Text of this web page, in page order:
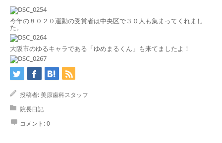
今年の８０２０運動の受賞者は中央区で３０人も集まってくれまし
た。
大阪市のゆるキャラである「ゆめまるくん」も来てましたよ！
投稿者:美原歯科スタッフ
院長日記
コメント:0